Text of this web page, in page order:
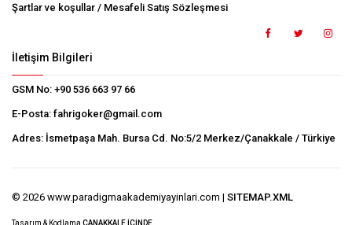
Şartlar ve koşullar / Mesafeli Satış Sözleşmesi
İletişim Bilgileri
GSM No: +90 536 663 97 66
E-Posta: fahrigoker@gmail.com
Adres: İsmetpaşa Mah. Bursa Cd. No:5/2 Merkez/Çanakkale / Türkiye
© 2026 www.paradigmaakademiyayinlari.com | SITEMAP.XML